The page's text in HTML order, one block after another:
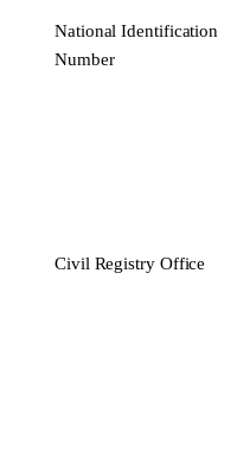
National Identification
Number
Civil Registry Office